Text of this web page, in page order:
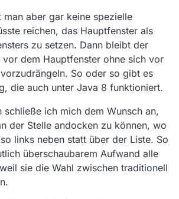
man aber gar keine spezielle
reichen, das Hauptfenster als
zu setzen. Dann bleibt der
vor dem Hauptfenster ohne sich vor
So oder so gibt es
die auch unter Java 8 funktioniert.
schließe ich mich dem Wunsch an,
der Stelle andocken zu können, wo
links neben statt über der Liste. So
überschaubarem Aufwand alle
sie die Wahl zwischen traditionell